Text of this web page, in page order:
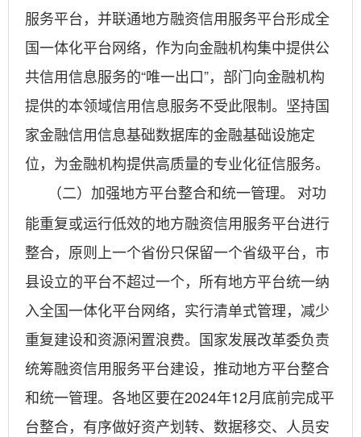
服务平台，并联通地方融资信用服务平台形成全
国一体化平台网络，作为向金融机构集中提供公
共信用信息服务的“唯一出口”，部门向金融机构
提供的本领域信用信息服务不受此限制。坚持国
家金融信用信息基础数据库的金融基础设施定
位，为金融机构提供高质量的专业化征信服务。
（二）加强地方平台整合和统一管理。
对功
能重复或运行低效的地方融资信用服务平台进行
整合，原则上一个省份只保留一个省级平台，市
县设立的平台不超过一个，所有地方平台统一纳
入全国一体化平台网络，实行清单式管理，减少
重复建设和资源闲置浪费。国家发展改革委负责
统筹融资信用服务平台建设，推动地方平台整合
和统一管理。各地区要在2024年12月底前完成平
台整合，有序做好资产划转、数据移交、人员安